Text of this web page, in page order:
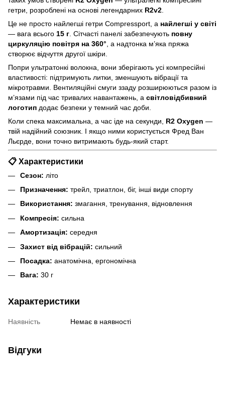
гетри, розроблені на основі легендарних R2v2
Це не просто найлегші гетри Compressport, а найлегші у світі
— вага всього 15 г . Сітчасті панелі забезпечують повну
циркуляцію повітря на 360° , а надтонка м’яка пряжа
створює відчуття другої шкіри.
Попри ультратонкі волокна, вони зберігають усі компресійні
властивості: підтримують литки, зменшують вібрації та
мікротравми. Вентиляційні смуги ззаду розширюються разом із
м’язами під час тривалих навантажень, а світловідбивний
логотип додає безпеки у темний час доби.
Коли спека максимальна, а час іде на секунди, R2 Oxygen —
твій надійний союзник. І якщо ними користується Фред Ван
Льєрде, вони точно витримають будь-який старт.
📋 Характеристики
Сезон: літо
Призначення: трейл, триатлон, біг, інші види спорту
Використання: змагання, тренування, відновлення
Компресія: сильна
Амортизація: середня
Захист від вібрацій: сильний
Посадка: анатомічна, ергономічна
Вага: 30 г
Характеристики
Наявність Немає в наявності
Відгуки